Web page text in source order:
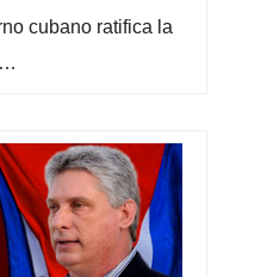
cubano ratifica la